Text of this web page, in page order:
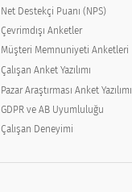
Net Destekçi Puanı (NPS)
Çevrimdışı Anketler
Müşteri Memnuniyeti Anketleri
Çalışan Anket Yazılımı
Pazar Araştırması Anket Yazılımı
GDPR ve AB Uyumluluğu
Çalışan Deneyimi